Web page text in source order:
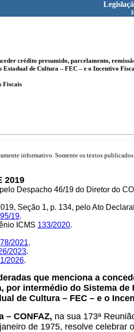
crédito presumido, parcelamento,
Estadual de Cultura – FEC – e o Incentivo
Fiscais
informativo. Somente os textos
2019
Despacho 46/19 do Diretor do
Seção 1, p. 134, pelo Ato
19.
ICMS 133/2020.
2021.
2023.
2026.
que menciona a
por intermédio do Sistema de
de Cultura – FEC – e o
– CONFAZ, na sua 173ª
de 1975, resolve celebrar